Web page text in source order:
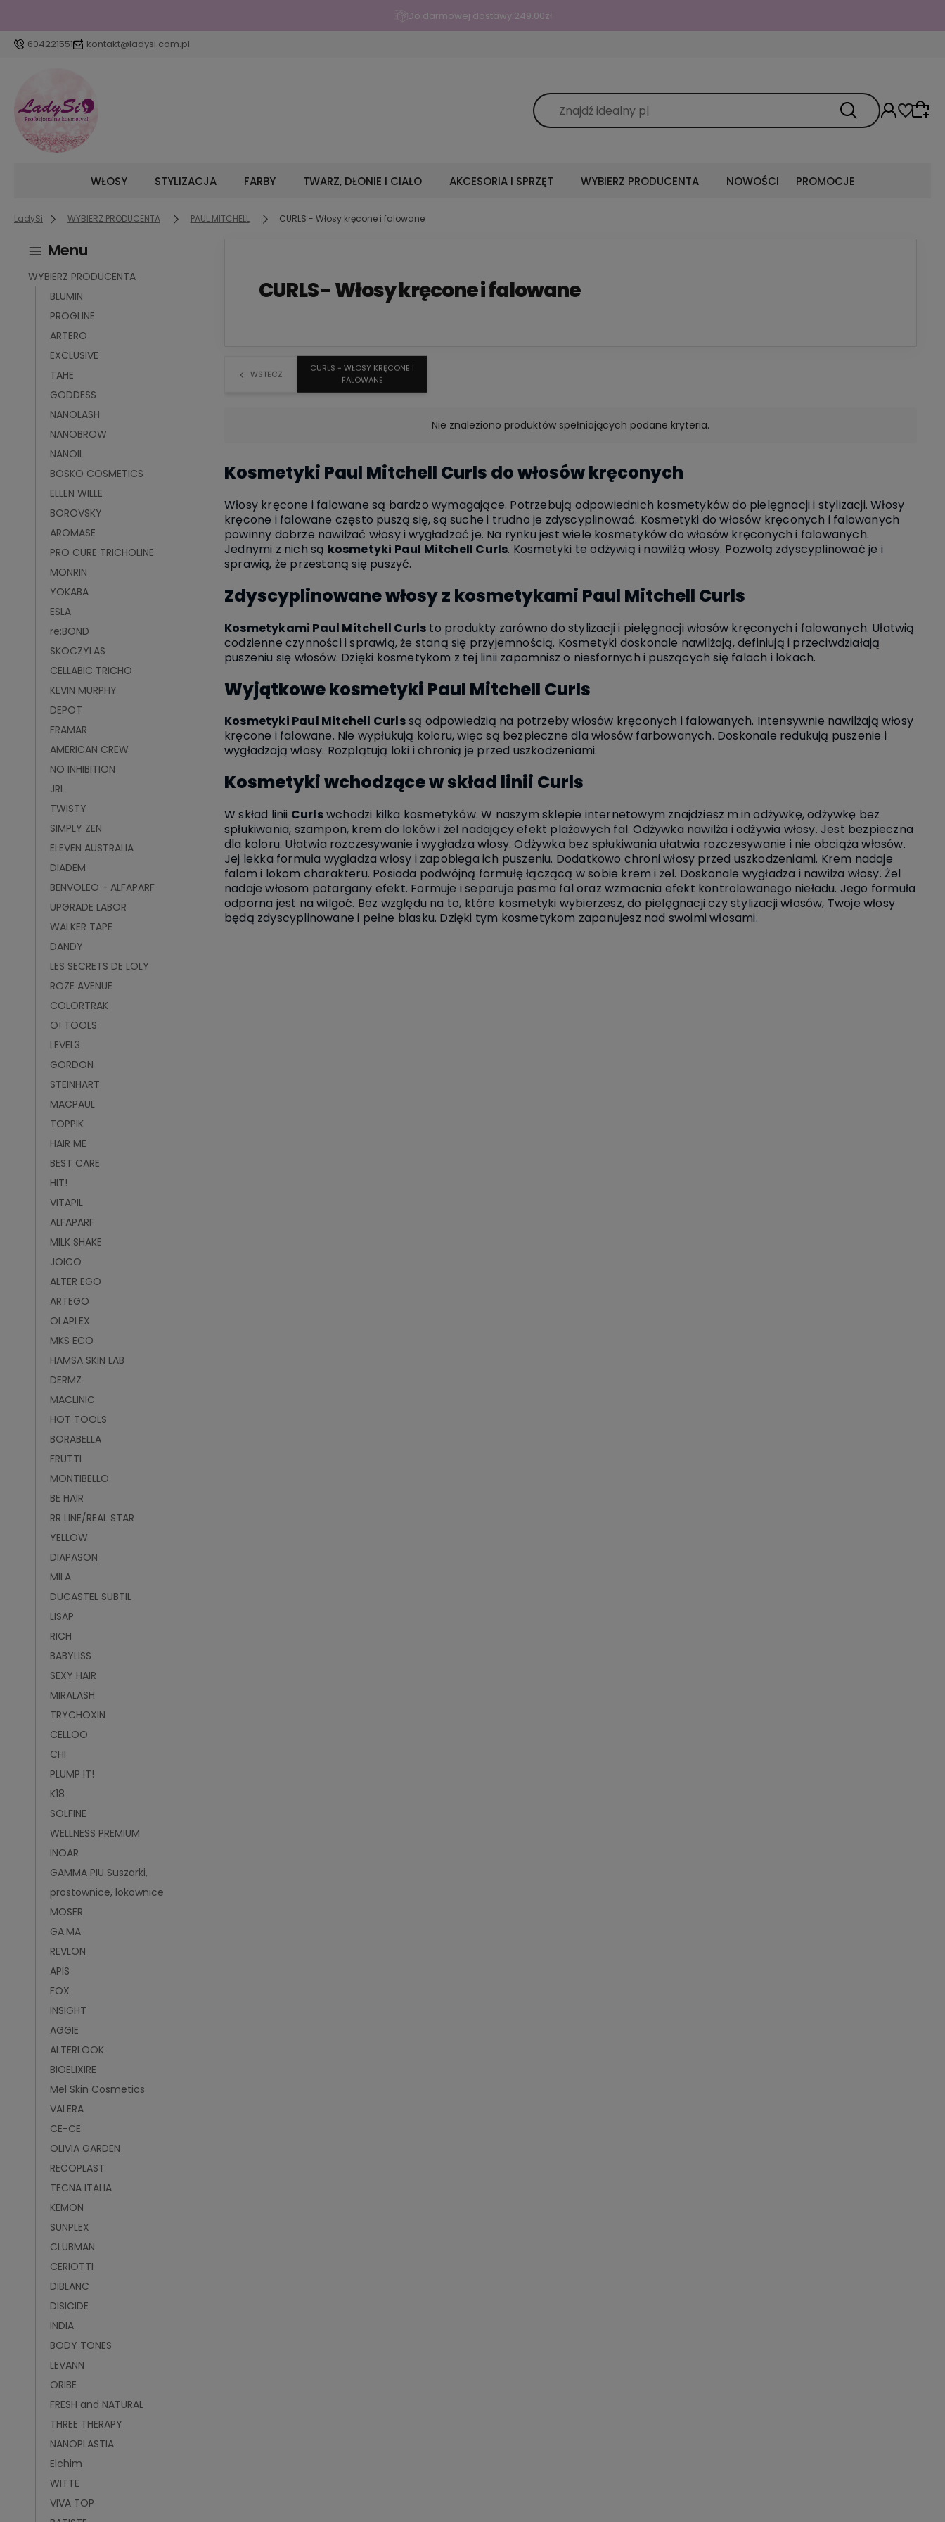
Do darmowej dostawy:249.00zł
604221551 kontakt@ladysi.com.pl
WŁOSY STYLIZACJA FARBY TWARZ, DŁONIE I CIAŁO AKCESORIA I SPRZĘT WYBIERZ PRODUCENTA NOWOŚCI PROMOCJE
LadySi WYBIERZ PRODUCENTA PAUL MITCHELL CURLS - Włosy kręcone i falowane
Menu
WYBIERZ PRODUCENTA
BLUMIN
PROGLINE
ARTERO
EXCLUSIVE
TAHE
GODDESS
NANOLASH
NANOBROW
NANOIL
BOSKO COSMETICS
ELLEN WILLE
BOROVSKY
AROMASE
PRO CURE TRICHOLINE
MONRIN
YOKABA
ESLA
re:BOND
SKOCZYLAS
CELLABIC TRICHO
KEVIN MURPHY
DEPOT
FRAMAR
AMERICAN CREW
NO INHIBITION
JRL
TWISTY
SIMPLY ZEN
ELEVEN AUSTRALIA
DIADEM
BENVOLEO - ALFAPARF
UPGRADE LABOR
WALKER TAPE
DANDY
LES SECRETS DE LOLY
ROZE AVENUE
COLORTRAK
O! TOOLS
LEVEL3
GORDON
STEINHART
MACPAUL
TOPPIK
HAIR ME
BEST CARE
HIT!
VITAPIL
ALFAPARF
MILK SHAKE
JOICO
ALTER EGO
ARTEGO
OLAPLEX
MKS ECO
HAMSA SKIN LAB
DERMZ
MACLINIC
HOT TOOLS
BORABELLA
FRUTTI
MONTIBELLO
BE HAIR
RR LINE/REAL STAR
YELLOW
DIAPASON
MILA
DUCASTEL SUBTIL
LISAP
RICH
BABYLISS
SEXY HAIR
MIRALASH
TRYCHOXIN
CELLOO
CHI
PLUMP IT!
K18
SOLFINE
WELLNESS PREMIUM
INOAR
GAMMA PIU Suszarki,
prostownice, lokownice
MOSER
GA.MA
REVLON
APIS
FOX
INSIGHT
AGGIE
ALTERLOOK
BIOELIXIRE
Mel Skin Cosmetics
VALERA
CE-CE
OLIVIA GARDEN
RECOPLAST
TECNA ITALIA
KEMON
SUNPLEX
CLUBMAN
CERIOTTI
DIBLANC
DISICIDE
INDIA
BODY TONES
LEVANN
ORIBE
FRESH and NATURAL
THREE THERAPY
NANOPLASTIA
Elchim
WITTE
VIVA TOP
CURLS - Włosy kręcone i falowane
WSTECZ
CURLS - WŁOSY KRĘCONE I
FALOWANE
Nie znaleziono produktów spełniających podane kryteria.
Kosmetyki Paul Mitchell Curls do włosów kręconych
Włosy kręcone i falowane są bardzo wymagające. Potrzebują odpowiednich kosmetyków do pielęgnacji i stylizacji. Włosy
kręcone i falowane często puszą się, są suche i trudno je zdyscyplinować. Kosmetyki do włosów kręconych i falowanych
powinny dobrze nawilżać włosy i wygładzać je. Na rynku jest wiele kosmetyków do włosów kręconych i falowanych.
Jednymi z nich są kosmetyki Paul Mitchell Curls. Kosmetyki te odżywią i nawilżą włosy. Pozwolą zdyscyplinować je i
sprawią, że przestaną się puszyć.
Zdyscyplinowane włosy z kosmetykami Paul Mitchell Curls
Kosmetykami Paul Mitchell Curls to produkty zarówno do stylizacji i pielęgnacji włosów kręconych i falowanych. Ułatwią
codzienne czynności i sprawią, że staną się przyjemnością. Kosmetyki doskonale nawilżają, definiują i przeciwdziałają
puszeniu się włosów. Dzięki kosmetykom z tej linii zapomnisz o niesfornych i puszących się falach i lokach.
Wyjątkowe kosmetyki Paul Mitchell Curls
Kosmetyki Paul Mitchell Curlssą odpowiedzią na potrzeby włosów kręconych i falowanych. Intensywnie nawilżają włosy
kręcone i falowane. Nie wypłukują koloru, więc są bezpieczne dla włosów farbowanych. Doskonale redukują puszenie i
wygładzają włosy. Rozplątują loki i chronią je przed uszkodzeniami.
Kosmetyki wchodzące w skład linii Curls
W skład linii Curlswchodzi kilka kosmetyków. W naszym sklepie internetowym znajdziesz m.in odżywkę, odżywkę bez
spłukiwania, szampon, krem do loków i żel nadający efekt plażowych fal. Odżywka nawilża i odżywia włosy. Jest bezpieczna
dla koloru. Ułatwia rozczesywanie i wygładza włosy. Odżywka bez spłukiwania ułatwia rozczesywanie i nie obciąża włosów.
Jej lekka formuła wygładza włosy i zapobiega ich puszeniu. Dodatkowo chroni włosy przed uszkodzeniami. Krem nadaje
falom i lokom charakteru. Posiada podwójną formułę łączącą w sobie krem i żel. Doskonale wygładza i nawilża włosy. Żel
nadaje włosom potargany efekt. Formuje i separuje pasma fal oraz wzmacnia efekt kontrolowanego nieładu. Jego formuła
odporna jest na wilgoć. Bez względu na to, które kosmetyki wybierzesz, do pielęgnacji czy stylizacji włosów, Twoje włosy
będą zdyscyplinowane i pełne blasku. Dzięki tym kosmetykom zapanujesz nad swoimi włosami.